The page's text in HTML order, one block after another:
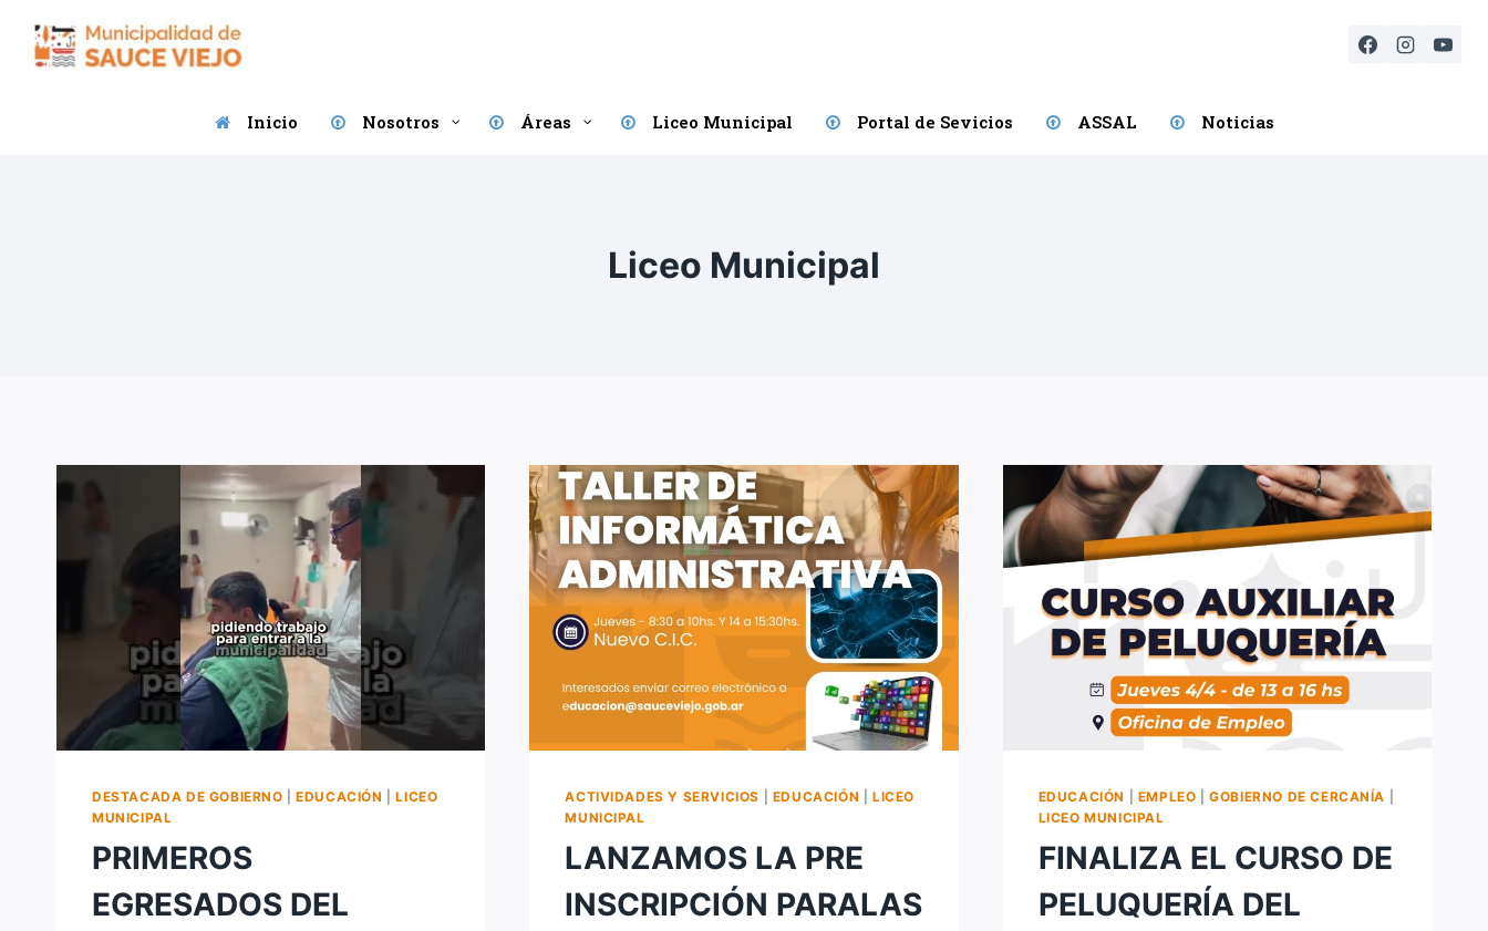
contenido
Inicio Nosotros Áreas Liceo Municipal Portal de Sevicios ASSAL Noticias
Liceo Municipal
DESTACADA DE GOBIERNO |EDUCACIÓN |LICEO
MUNICIPAL
PRIMEROS
EGRESADOS DEL
ACTIVIDADES Y SERVICIOS EDUCACIÓN
LICEO
MUNICIPAL
LANZAMOS LA PRE
INSCRIPCIÓN PARALAS
EDUCACIÓN EMPLEO |GOBIERNO DE CERCANÍA
LICEO MUNICIPAL
FINALIZA EL CURSO DE
PELUQUERÍA DEL